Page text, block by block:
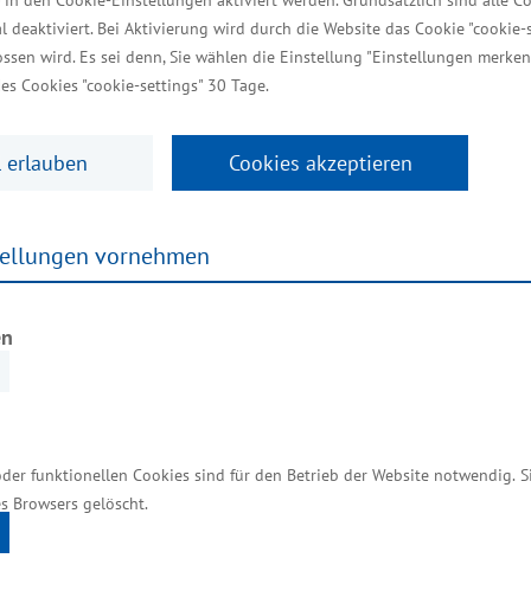
Bei Aktivierung wird durch die Website das Cookie "cookie-
wird. Es sei denn, Sie wählen die Einstellung "Einstellungen
Cookies "cookie-settings" 30 Tage.
erlauben Cookies akzeptieren
vornehmen
funktionellen Cookies sind für den Betrieb der Website notwendig.
Browsers gelöscht.
Meyer ist im Landtag auf aktuelle
und zugleich komplexes Vorhaben im
Hinblick auf die Schaffung spezifischer
erläuterte Meyer.
in den Beruf“ aus dem Jahr 2019 wird
Aspekte der Umsetzung werden
in den Schulen erfordert Rechtsgrundlagen, die
sinnvollerweise mit den außerschulischen
01. August 2024 implementiert werden“, sagte
dass teilweise auch betriebliche Strategien
demografischen Wandels wird die Zahl von
zentraler Baustein der Fachkräftestrategie.
einfacher werden sollte, ist es unrealistisch zu
sagte Minister Meyer. Die Anwerbung von